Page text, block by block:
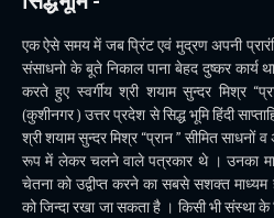
एक ऐसे समय में जब प्रिंट एवं मुद्रण अपनी
संसाधनो के बूते निकाल पाना बेहद दुष्कर कार्य
करते हुए स्वर्गीय श्री शयाम सुन्दर मिश्र
(कुशीनगर ) उत्तर प्रदेश से सिद्ध भूमि हिंदी
श्री शयाम सुन्दर मिश्र “प्रान ” सीमित साधनों
रूप में लेकर चलने वाले पत्रकार थे । उनका
चेतना को उद्वीप्त करने का सबसे सशक्त माध्यम
को जिन्दा रखा जा सकता है । किसी भी